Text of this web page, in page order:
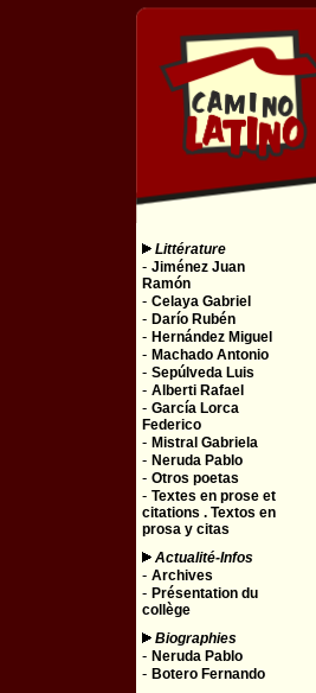
Littérature
- Jiménez Juan
Ramón
- Celaya Gabriel
- Darío Rubén
- Hernández Miguel
- Machado Antonio
- Sepúlveda Luis
- Alberti Rafael
- García Lorca
Federico
- Mistral Gabriela
- Neruda Pablo
- Otros poetas
- Textes en prose et
citations . Textos en
prosa y citas
Actualité-Infos
- Archives
- Présentation du
collège
Biographies
- Neruda Pablo
- Botero Fernando